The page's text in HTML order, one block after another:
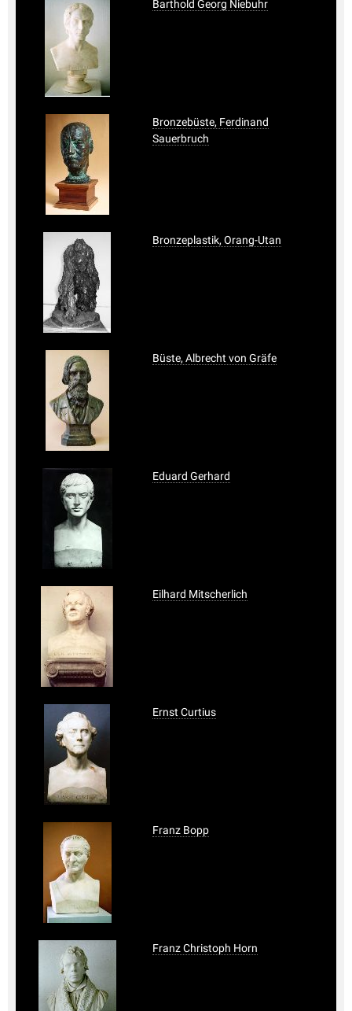
Barthold Georg Niebuhr
Bronzebüste, Ferdinand
Sauerbruch
Bronzeplastik, Orang-Utan
Büste, Albrecht von Gräfe
Eduard Gerhard
Eilhard Mitscherlich
Ernst Curtius
Franz Bopp
Franz Christoph Horn